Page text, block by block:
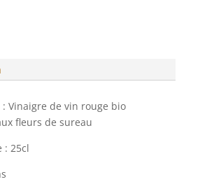
Vinaigre de vin rouge bio
fleurs de sureau
: 25cl